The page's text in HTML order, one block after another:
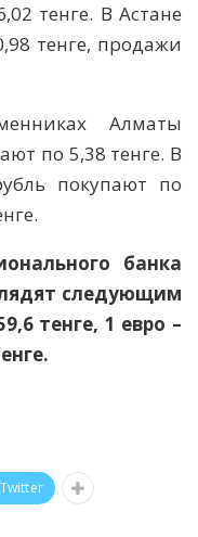
тенге. В Астане
тенге, продажи
Алматы
по 5,38 тенге. В
покупают по
банка
следующим
тенге, 1 евро –
Twitter